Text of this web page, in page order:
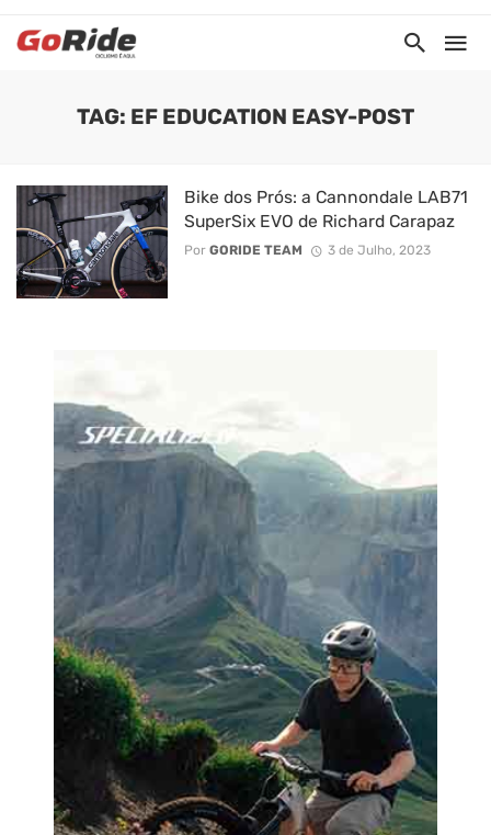
TAG: EF EDUCATION EASY-POST
Bike dos Prós: a Cannondale LAB71
SuperSix EVO de Richard Carapaz
Por GORIDE TEAM 3 de Julho, 2023